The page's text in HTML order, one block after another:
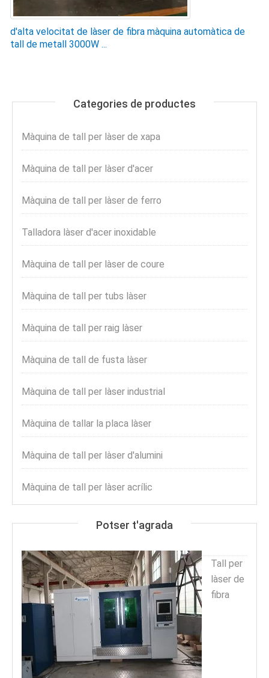
d'alta velocitat de làser de fibra màquina automàtica de
tall de metall 3000W ...
Categories de productes
Màquina de tall per làser de xapa
Màquina de tall per làser d'acer
Màquina de tall per làser de ferro
Talladora làser d'acer inoxidable
Màquina de tall per làser de coure
Màquina de tall per tubs làser
Màquina de tall per raig làser
Màquina de tall de fusta làser
Màquina de tall per làser industrial
Màquina de tallar la placa làser
Màquina de tall per làser d'alumini
Màquina de tall per làser acrílic
Potser t'agrada
Tall per
làser de
fibra